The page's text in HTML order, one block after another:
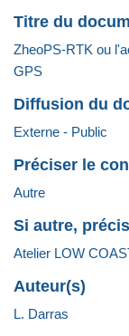
Titre du
ZheoPS-RTK ou
GPS
Diffusion du
Externe - Public
Préciser le
Autre
Si autre,
Atelier LOW
Auteur(s)
L. Darras